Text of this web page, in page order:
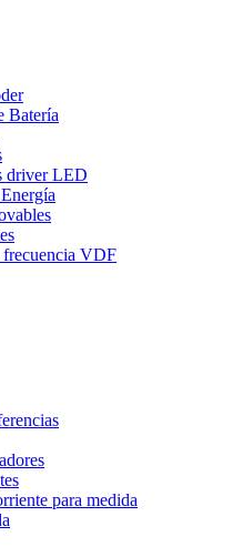
Batería
driver LED
VDF
para medida